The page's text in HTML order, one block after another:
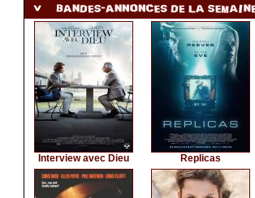
Interview avec Dieu Replicas